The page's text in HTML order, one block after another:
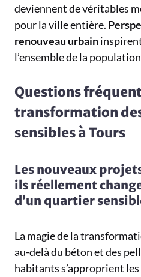
deviennent de véritables
pour la ville entière.
renouveau urbain
l’ensemble de la
Questions
transformation
sensibles à Tours
Les nouveaux
ils réellement
d’un quartier
La magie de la
au-delà du béton et des
habitants s’approprient